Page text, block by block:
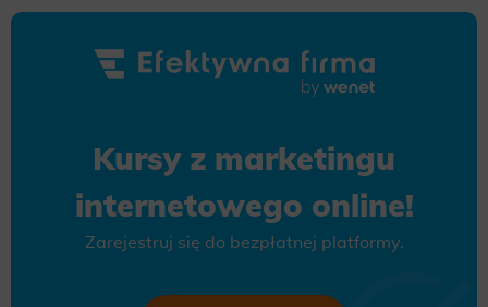
Kursy z marketingu
internetowego online!
Zarejestruj się do bezpłatnej platformy.